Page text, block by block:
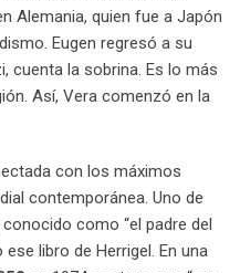
Alemania, quien fue a Japón
Eugen regresó a su
cuenta la sobrina. Es lo más
Así, Vera comenzó en la
con los máximos
contemporánea. Uno de
conocido como “el padre del
libro de Herrigel. En una